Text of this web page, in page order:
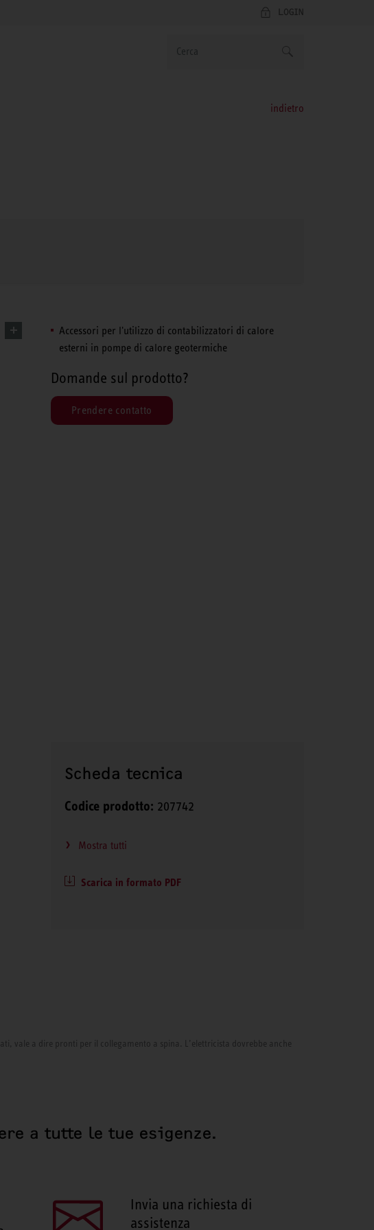
LOGIN
indietro
Accessori per l'utilizzo di contabilizzatori di calore
esterni in pompe di calore geotermiche
Domande sul prodotto?
Prendere contatto
Scheda tecnica
Codice prodotto: 207742
Mostra tutti
Scarica in formato PDF
vale a dire pronti per il collegamento a spina. L’elettricista dovrebbe anche
a tutte le tue esigenze.
Invia una richiesta di
assistenza